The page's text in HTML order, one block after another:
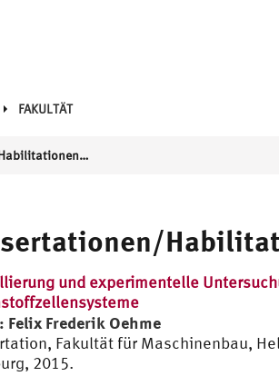
FAKULTÄT
Dissertationen/Habilitationen Prof. S. Kabelac
und experimentelle
Felix Frederik Oehme
Fakultät für Maschinenbau,
2015.